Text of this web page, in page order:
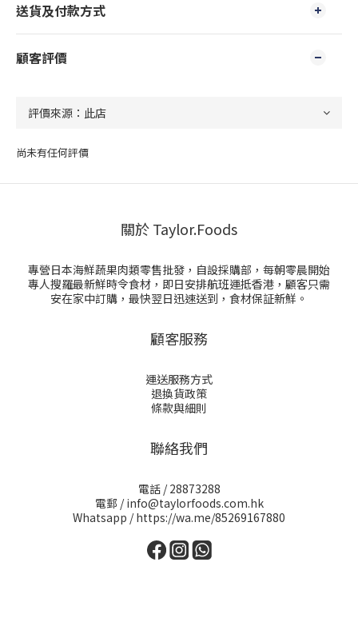
送貨及付款方式
顧客評價
尚未有任何評價
關於 Taylor.Foods
專營日本海鮮蔬果肉類零售批發，自設採購部，每朝零晨開始
專人搜羅最新鮮時令食材，即日安排航班運抵香港，顧客只需
安在家中訂購，最快翌日迅速送到，食材保証新鮮。
顧客服務
運送服務方式
退換貨政策
條款與細則
聯絡我們
電話 / 28873288
電郵 / info@taylorfoods.com.hk
Whatsapp / https://wa.me/85269167880